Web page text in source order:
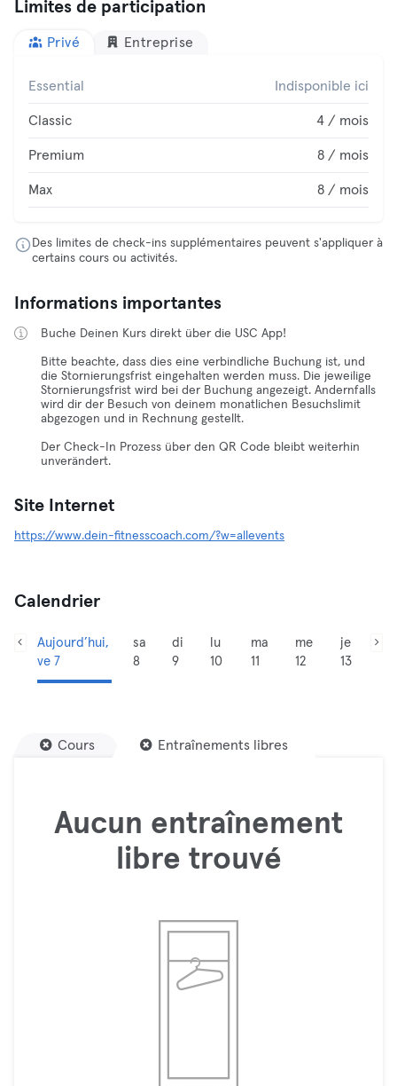
Limites de participation
Privé Entreprise
Essential Indisponible ici
Classic 4 / mois
Premium 8 / mois
Max 8 / mois
Des limites de check-ins supplémentaires peuvent s'appliquer à
certains cours ou activités.
Informations importantes
Buche Deinen Kurs direkt über die USC App!
Bitte beachte, dass dies eine verbindliche Buchung ist, und
die Stornierungsfrist eingehalten werden muss. Die jeweilige
Stornierungsfrist wird bei der Buchung angezeigt. Andernfalls
wird dir der Besuch von deinem monatlichen Besuchslimit
abgezogen und in Rechnung gestellt.
Der Check-In Prozess über den QR Code bleibt weiterhin
unverändert.
Site Internet
https://www.dein-fitnesscoach.com/?w=allevents
Calendrier
Aujourd’hui,
ve 7
sa
8
di
9
lu
10
ma
11
me
12
je
13
Cours Entraînements libres
Aucun entraînement
libre trouvé